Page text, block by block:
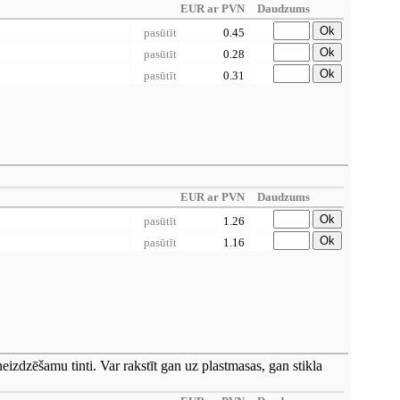
EUR ar PVN
Daudzums
pasūtīt
0.45
Ok
pasūtīt
0.28
Ok
pasūtīt
0.31 Ok
EUR ar PVN
Daudzums
pasūtīt
1.26
Ok
pasūtīt
1.16 Ok
tinti. Var rakstīt gan uz plastmasas, gan stikla